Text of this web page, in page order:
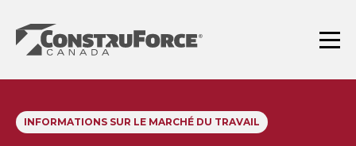
contenu
Menu
INFORMATIONS SUR LE MARCHÉ DU TRAVAIL